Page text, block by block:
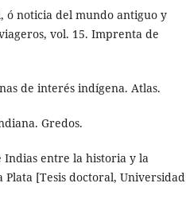
ó noticia del mundo antiguo y
vol. 15. Imprenta de
de interés indígena. Atlas.
Gredos.
Indias entre la historia y la
[Tesis doctoral, Universidad